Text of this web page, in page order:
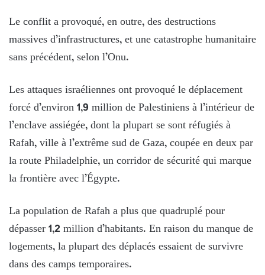
Le conflit a provoqué, en outre, des destructions
massives d’infrastructures, et une catastrophe humanitaire
sans précédent, selon l’Onu.
Les attaques israéliennes ont provoqué le déplacement
forcé d’environ 1,9 million de Palestiniens à l’intérieur de
l’enclave assiégée, dont la plupart se sont réfugiés à
Rafah, ville à l’extrême sud de Gaza, coupée en deux par
la route Philadelphie, un corridor de sécurité qui marque
la frontière avec l’Égypte.
La population de Rafah a plus que quadruplé pour
dépasser 1,2 million d’habitants. En raison du manque de
logements, la plupart des déplacés essaient de survivre
dans des camps temporaires.